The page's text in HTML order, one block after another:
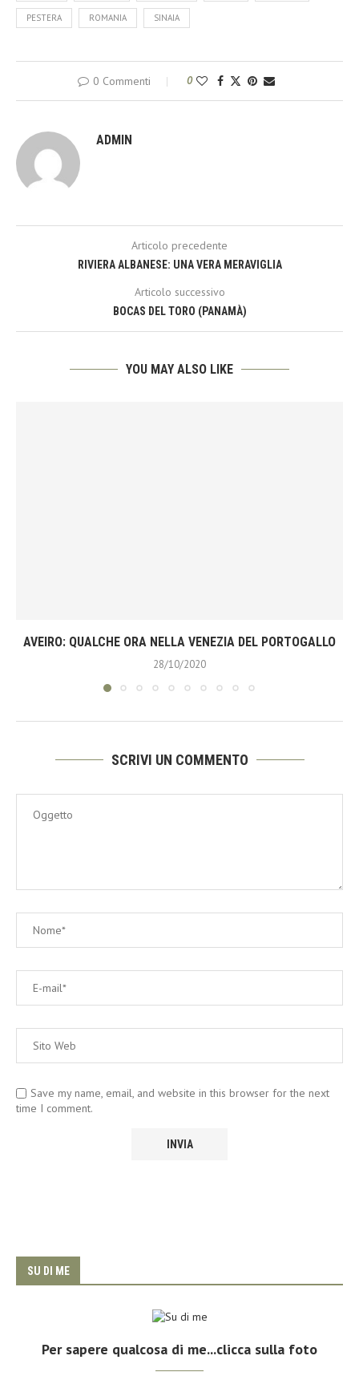
PESTERA ROMANIA SINAIA
0 Commenti 0
ADMIN
Articolo precedente
RIVIERA ALBANESE: UNA VERA MERAVIGLIA
Articolo successivo
BOCAS DEL TORO (PANAMÀ)
YOU MAY ALSO LIKE
AVEIRO: QUALCHE ORA NELLA VENEZIA DEL PORTOGALLO
28/10/2020
SCRIVI UN COMMENTO
Save my name, email, and website in this browser for the next
time I comment.
SU DI ME
Per sapere qualcosa di me...clicca sulla foto